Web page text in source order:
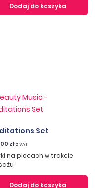
Dodaj do koszyka
Set
zł z VAT
na plecach w trakcie
Dodaj do koszyka